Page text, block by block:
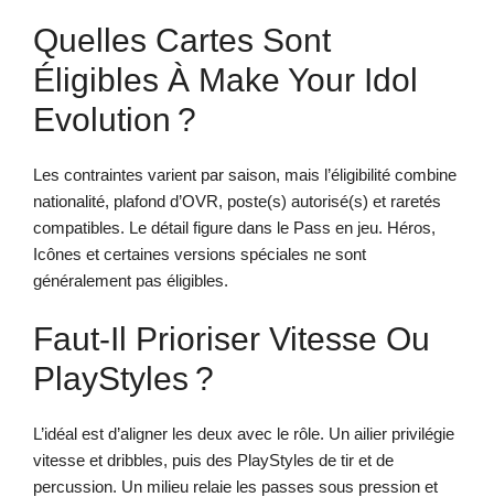
Quelles Cartes Sont
Éligibles À Make Your Idol
Evolution ?
Les contraintes varient par saison, mais l’éligibilité combine
nationalité, plafond d’OVR, poste(s) autorisé(s) et raretés
compatibles. Le détail figure dans le Pass en jeu. Héros,
Icônes et certaines versions spéciales ne sont
généralement pas éligibles.
Faut-Il Prioriser Vitesse Ou
PlayStyles ?
L’idéal est d’aligner les deux avec le rôle. Un ailier privilégie
vitesse et dribbles, puis des PlayStyles de tir et de
percussion. Un milieu relaie les passes sous pression et